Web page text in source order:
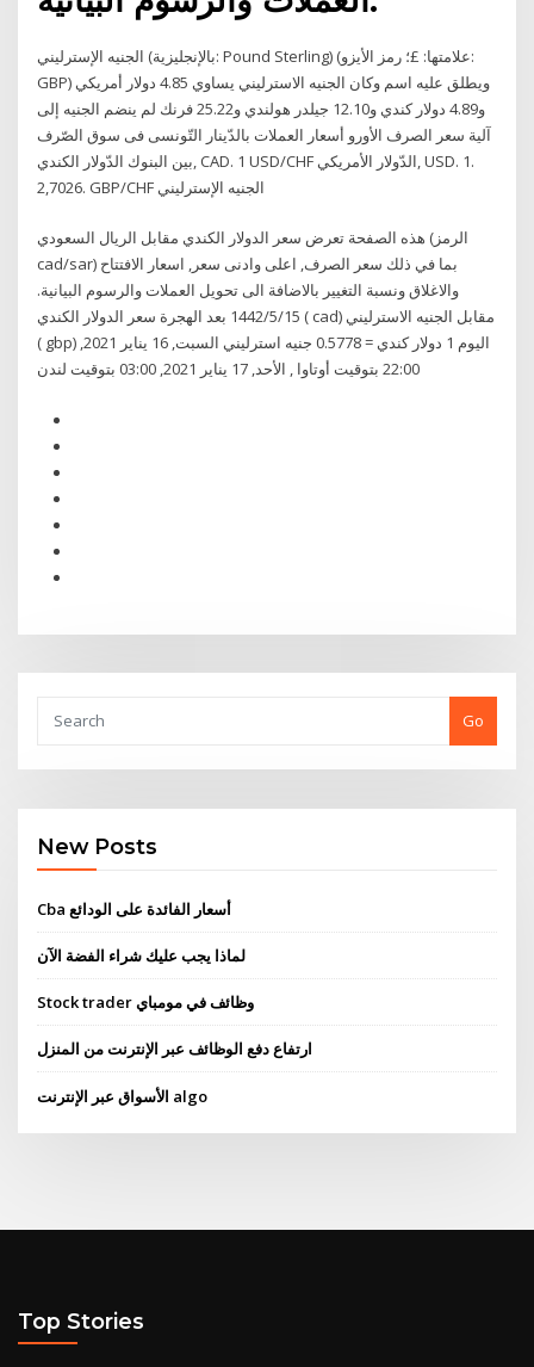
الجنيه الإسترليني (بالإنجليزية: Pound Sterling)‏ (علامتها: £؛ رمز الأيزو:
GBP) ويطلق عليه اسم وكان الجنيه الاسترليني يساوي 4.85 دولار أمريكي
و4.89 دولار كندي و12.10 جيلدر هولندي و25.22 فرنك لم ينضم الجنيه إلى
آلية سعر الصرف الأورو أسعار العملات بالدّينار التّونسى فى سوق الصّرف
بين البنوك الدّولار الكندي, CAD. 1 USD/CHF الدّولار الأمريكي, USD. 1.
هذه الصفحة تعرض سعر الدولار الكندي مقابل الريال السعودي (الرمز
cad/sar) بما في ذلك سعر الصرف, اعلى وادنى سعر, اسعار الافتتاح
والاغلاق ونسبة التغيير بالاضافة الى تحويل العملات والرسوم البيانية.
15‏‏/5‏‏/1442 بعد الهجرة سعر الدولار الكندي ( cad) مقابل الجنيه الاسترليني
( gbp) اليوم 1 دولار كندي = 0.5778 جنيه استرليني السبت, 16 يناير 2021,
22:00 بتوقيت أوتاوا , الأحد, 17 يناير 2021, 03:00 بتوقيت لندن
Go
New Posts
Cba أسعار الفائدة على الودائع
لماذا يجب عليك شراء الفضة الآن
Stock trader وظائف في مومباي
ارتفاع دفع الوظائف عبر الإنترنت من المنزل
الأسواق عبر الإنترنت algo
Top Stories